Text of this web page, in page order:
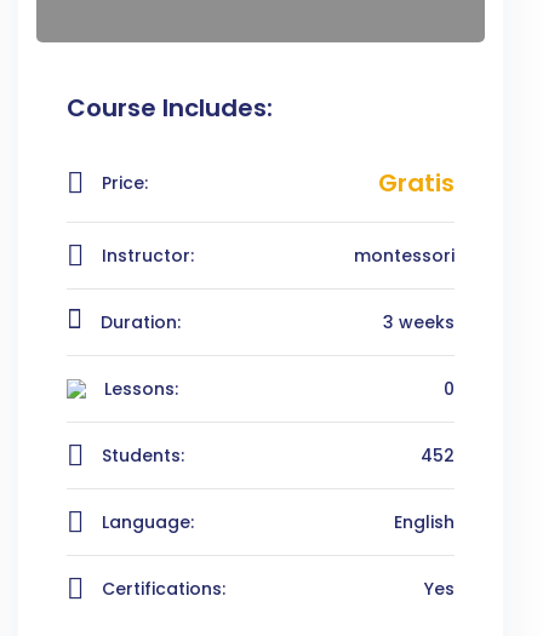
Course Includes:
Price: Gratis
Instructor: montessori
Duration: 3 weeks
Lessons: 0
Students: 452
Language: English
Certifications: Yes